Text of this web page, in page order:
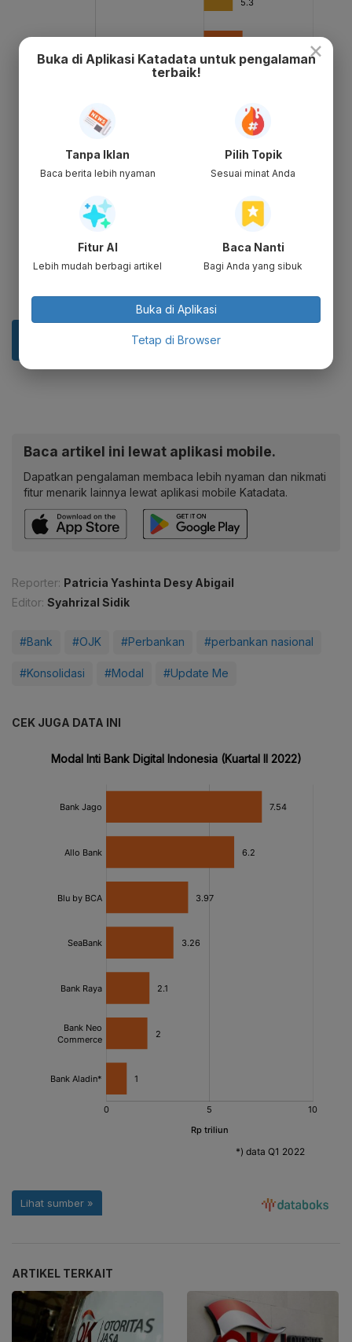
Baca artikel ini lewat aplikasi mobile.
Dapatkan pengalaman membaca lebih nyaman dan nikmati
fitur menarik lainnya lewat aplikasi mobile Katadata.
Reporter: Patricia Yashinta Desy Abigail
Editor: Syahrizal Sidik
#Bank #OJK #Perbankan #perbankan nasional
#Konsolidasi #Modal #Update Me
CEK JUGA DATA INI
ARTIKEL TERKAIT
×
Buka di Aplikasi Katadata untuk pengalaman
terbaik!
Tanpa Iklan
Baca berita lebih nyaman
Pilih Topik
Sesuai minat Anda
Fitur AI
Lebih mudah berbagi artikel
Baca Nanti
Bagi Anda yang sibuk
Buka di Aplikasi
Tetap di Browser